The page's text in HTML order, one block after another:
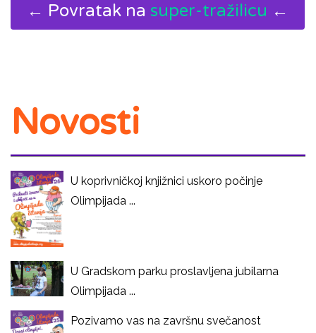
← Povratak na super-tražilicu ←
Novosti
U koprivničkoj knjižnici uskoro počinje
Olimpijada ...
U Gradskom parku proslavljena jubilarna
Olimpijada ...
Pozivamo vas na završnu svečanost